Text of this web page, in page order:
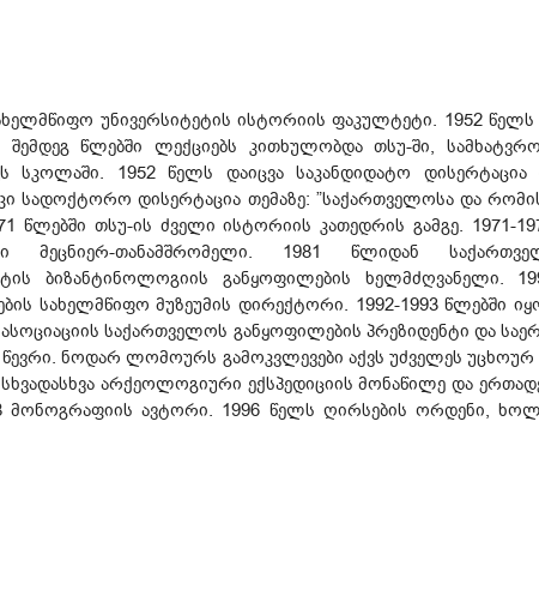
უნივერსიტეტის ისტორიის ფაკულტეტი. 1952
წლებში ლექციებს კითხულობდა თსუ-ში,
სკოლაში. 1952 წელს დაიცვა საკანდიდატო დისერტაცია
სადოქტორო დისერტაცია თემაზე: ”საქართველოსა და
წლებში თსუ-ის ძველი ისტორიის კათედრის გამგე. 1971-
მეცნიერ-თანამშრომელი. 1981 წლიდან
ბიზანტინოლოგიის განყოფილების ხელმძღვანელი.
სახელმწიფო მუზეუმის დირექტორი. 1992-1993 წლებში
საქართველოს განყოფილების პრეზიდენტი და
წევრი. ნოდარ ლომოურს გამოკვლევები აქვს უძველეს უცხოურ
სხვადასხვა არქეოლოგიური ექსპედიციის მონაწილე და
მონოგრაფიის ავტორი. 1996 წელს ღირსების ორდენი,